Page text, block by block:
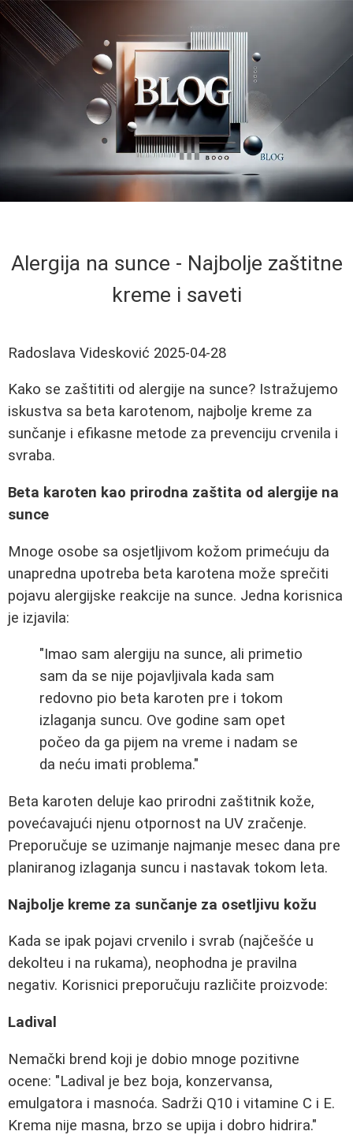
Alergija na sunce - Najbolje zaštitne
kreme i saveti
Radoslava Videsković 2025-04-28
Kako se zaštititi od alergije na sunce? Istražujemo
iskustva sa beta karotenom, najbolje kreme za
sunčanje i efikasne metode za prevenciju crvenila i
svraba.
Beta karoten kao prirodna zaštita od alergije na
sunce
Mnoge osobe sa osjetljivom kožom primećuju da
unapredna upotreba beta karotena može sprečiti
pojavu alergijske reakcije na sunce. Jedna korisnica
je izjavila:
"Imao sam alergiju na sunce, ali primetio
sam da se nije pojavljivala kada sam
redovno pio beta karoten pre i tokom
izlaganja suncu. Ove godine sam opet
počeo da ga pijem na vreme i nadam se
da neću imati problema."
Beta karoten deluje kao prirodni zaštitnik kože,
povećavajući njenu otpornost na UV zračenje.
Preporučuje se uzimanje najmanje mesec dana pre
planiranog izlaganja suncu i nastavak tokom leta.
Najbolje kreme za sunčanje za osetljivu kožu
Kada se ipak pojavi crvenilo i svrab (najčešće u
dekolteu i na rukama), neophodna je pravilna
negativ. Korisnici preporučuju različite proizvode:
Ladival
Nemački brend koji je dobio mnoge pozitivne
ocene: "Ladival je bez boja, konzervansa,
emulgatora i masnoća. Sadrži Q10 i vitamine C i E.
Krema nije masna, brzo se upija i dobro hidrira."